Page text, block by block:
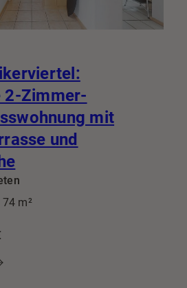
2-Zimmer-
mit
und
m²